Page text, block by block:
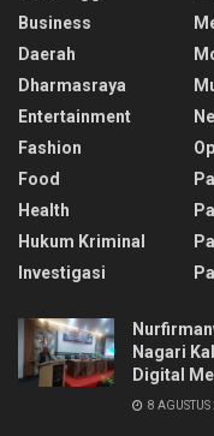
Business
Daerah
Dharmasraya
Entertainment
Fashion
Food
Health
Hukum Kriminal
Investigasi
Nagari
Digital
8